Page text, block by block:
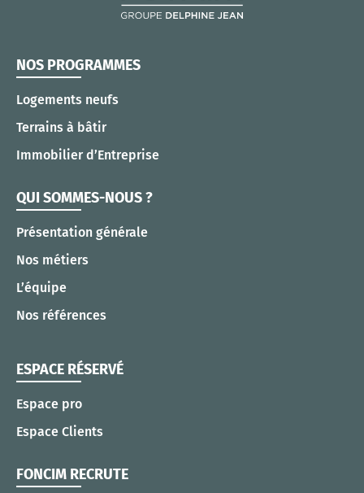
NOS PROGRAMMES
Logements neufs
Terrains à bâtir
Immobilier d’Entreprise
QUI SOMMES-NOUS ?
Présentation générale
Nos métiers
L’équipe
Nos références
ESPACE RÉSERVÉ
Espace pro
Espace Clients
FONCIM RECRUTE